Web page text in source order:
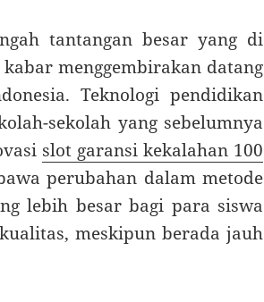
tantangan besar yang di
menggembirakan datang
Teknologi pendidikan
sekolah yang sebelumnya
slot garansi kekalahan 100
perubahan dalam metode
lebih besar bagi para siswa
meskipun berada jauh